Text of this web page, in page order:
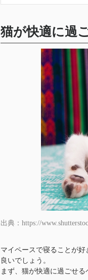
猫が快適に過
出典：https://
マイペースで寝ることが
良いでしょう。
まず、猫が快適に過ごせる